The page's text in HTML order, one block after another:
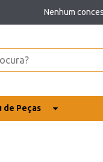
Nenhum
de Peças